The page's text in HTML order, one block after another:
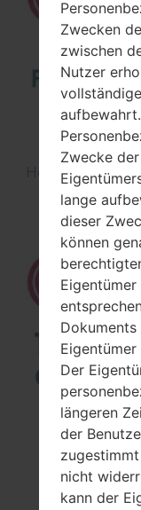
How to Flash
TOP 5
Zwecken
zwischen
Nutzer
aufbewahrt.
Zwecke
lange
dieser
können
Der
längeren
der
nicht
kann der